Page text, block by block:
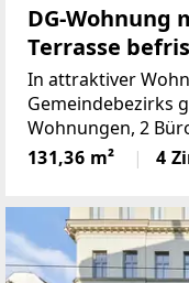
DG-Wohnung
Terrasse
vermietet
In attraktiver
Gemeindebezirks
Wohnungen, 2
Doppelparker in
Einzelabverkauf.
131,36 m² 4